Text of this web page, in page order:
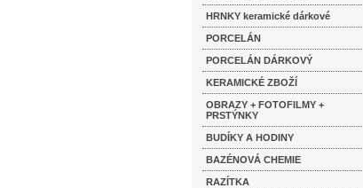
HRNKY keramické dárkové
PORCELÁN
PORCELÁN DÁRKOVÝ
KERAMICKÉ ZBOŽÍ
OBRAZY + FOTOFILMY +
PRSTÝNKY
BUDÍKY A HODINY
BAZÉNOVÁ CHEMIE
RAZÍTKA